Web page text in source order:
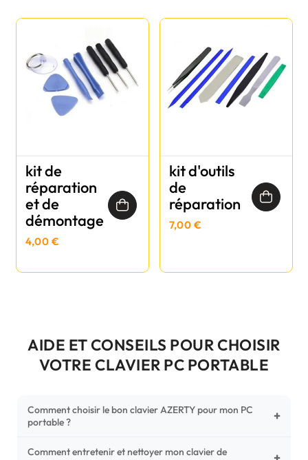
kit de
réparation
et de
démontage
4,00 €
kit d'outils
de
réparation
7,00 €
AIDE ET CONSEILS POUR CHOISIR
VOTRE CLAVIER PC PORTABLE
Comment choisir le bon clavier AZERTY pour mon PC
portable ?
+
Pour ne pas vous tromper, vérifiez trois points critiques sur
Comment entretenir et nettoyer mon clavier de